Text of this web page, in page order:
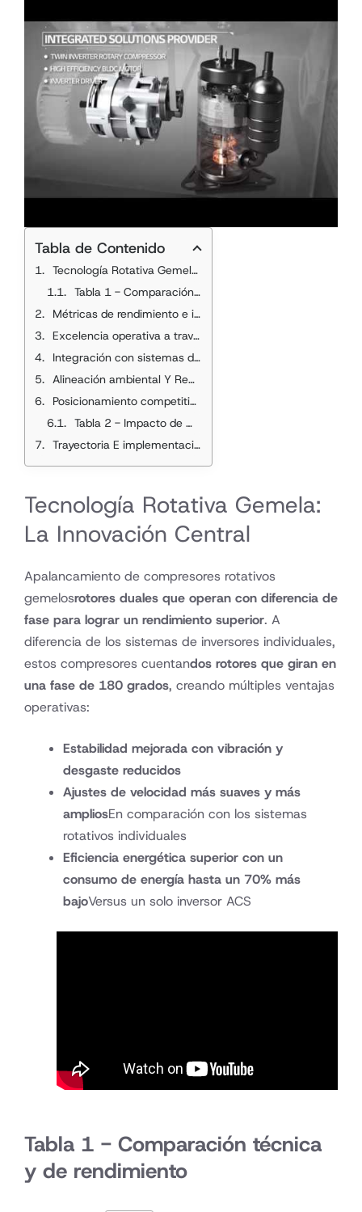
Tabla de Contenido
Tecnología Rotativa Gemela: La Innovación Central
Tabla 1 - Comparación técnica y de rendimiento
Métricas de rendimiento e impacto del mercado
Excelencia operativa a través del control avanzado
Integración con sistemas de construcción inteligentes
Alineación ambiental Y Regulatoria
Posicionamiento competitivo y dinámica del mercado
Tabla 2 - Impacto de mercado e estratégico
Trayectoria E implementación Futura
Tecnología Rotativa Gemela:
La Innovación Central
Apalancamiento de compresores rotativos
gemelosrotores duales que operan con diferencia de
fase para lograr un rendimiento superior. A
diferencia de los sistemas de inversores individuales,
estos compresores cuentandos rotores que giran en
una fase de 180 grados, creando múltiples ventajas
operativas:
Estabilidad mejorada con vibración y
desgaste reducidos
Ajustes de velocidad más suaves y más
ampliosEn comparación con los sistemas
rotativos individuales
Eficiencia energética superior con un
consumo de energía hasta un 70% más
bajoVersus un solo inversor ACS
Tabla 1 - Comparación técnica
y de rendimiento